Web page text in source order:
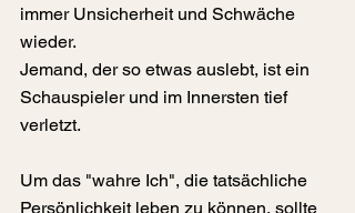
immer Unsicherheit und Schwäche
wieder.
Jemand, der so etwas auslebt, ist ein
Schauspieler und im Innersten tief
verletzt.
Um das "wahre Ich", die tatsächliche
Persönlichkeit leben zu können, sollte